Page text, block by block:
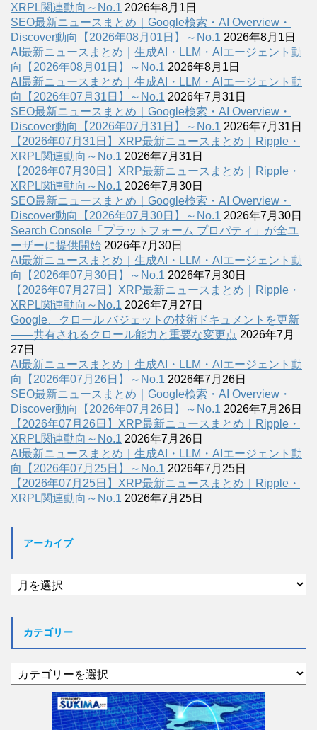
XRPL関連動向～No.1 2026年8月1日
SEO最新ニュースまとめ｜Google検索・AI Overview・
Discover動向【2026年08月01日】～No.1 2026年8月1日
AI最新ニュースまとめ｜生成AI・LLM・AIエージェント動
向【2026年08月01日】～No.1 2026年8月1日
AI最新ニュースまとめ｜生成AI・LLM・AIエージェント動
向【2026年07月31日】～No.1 2026年7月31日
SEO最新ニュースまとめ｜Google検索・AI Overview・
Discover動向【2026年07月31日】～No.1 2026年7月31日
【2026年07月31日】XRP最新ニュースまとめ｜Ripple・
XRPL関連動向～No.1 2026年7月31日
【2026年07月30日】XRP最新ニュースまとめ｜Ripple・
XRPL関連動向～No.1 2026年7月30日
SEO最新ニュースまとめ｜Google検索・AI Overview・
Discover動向【2026年07月30日】～No.1 2026年7月30日
Search Console「プラットフォーム プロパティ」が全ユ
ーザーに提供開始 2026年7月30日
AI最新ニュースまとめ｜生成AI・LLM・AIエージェント動
向【2026年07月30日】～No.1 2026年7月30日
【2026年07月27日】XRP最新ニュースまとめ｜Ripple・
XRPL関連動向～No.1 2026年7月27日
Google、クロール バジェットの技術ドキュメントを更新
――共有されるクロール能力と重要な変更点 2026年7月
27日
AI最新ニュースまとめ｜生成AI・LLM・AIエージェント動
向【2026年07月26日】～No.1 2026年7月26日
SEO最新ニュースまとめ｜Google検索・AI Overview・
Discover動向【2026年07月26日】～No.1 2026年7月26日
【2026年07月26日】XRP最新ニュースまとめ｜Ripple・
XRPL関連動向～No.1 2026年7月26日
AI最新ニュースまとめ｜生成AI・LLM・AIエージェント動
向【2026年07月25日】～No.1 2026年7月25日
【2026年07月25日】XRP最新ニュースまとめ｜Ripple・
XRPL関連動向～No.1 2026年7月25日
アーカイブ
ア
ー
カテゴリー
テ